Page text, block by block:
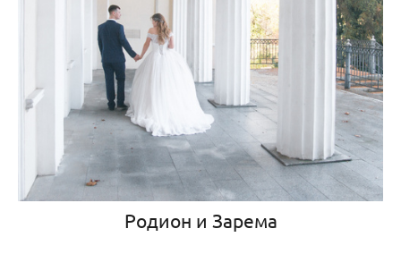
Родион и Зарема